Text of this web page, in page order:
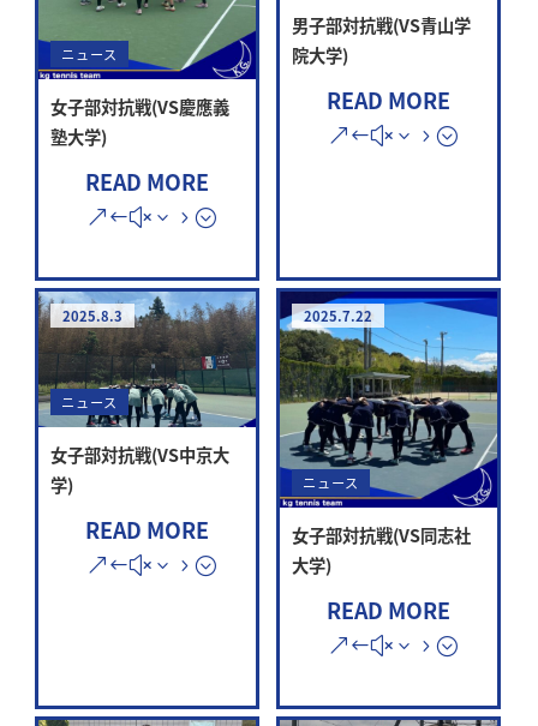
ニュース
女子部対抗戦(VS慶應義
塾大学)
READ MORE
男子部対抗戦(VS青山学
院大学)
READ MORE
2025.8.3
ニュース
女子部対抗戦(VS中京大
学)
READ MORE
2025.7.22
ニュース
女子部対抗戦(VS同志社
大学)
READ MORE